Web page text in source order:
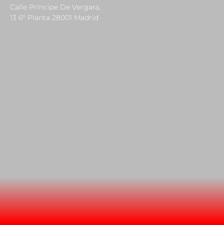
Calle Príncipe De Vergara,
13 6º Planta 28001 Madrid